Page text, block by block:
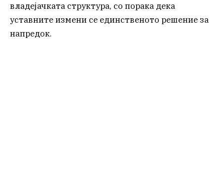
владејачката структура, со порака дека
уставните измени се единственото решение за
напредок.